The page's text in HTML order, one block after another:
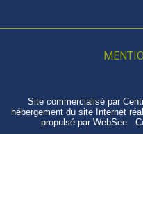
Site commercialisé par
hébergement du site Internet
propulsé par WebSee